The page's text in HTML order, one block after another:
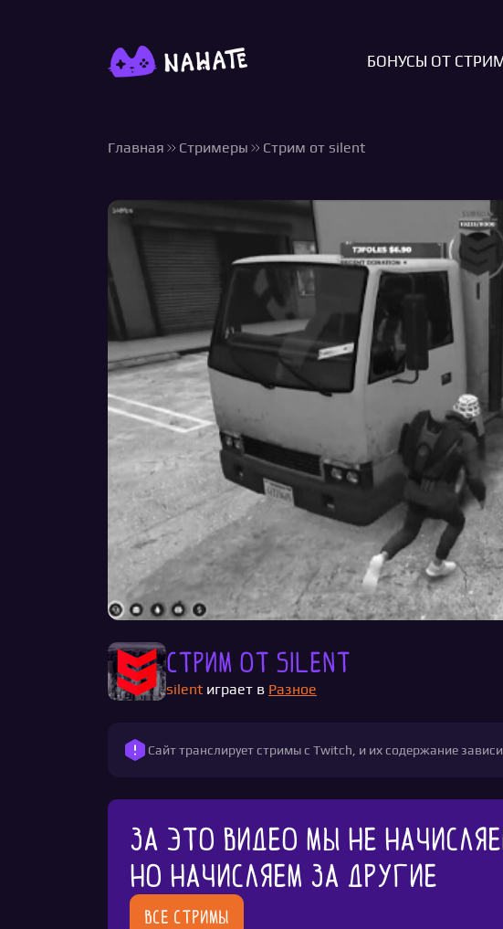
БОНУСЫ ОТ
Главная Стримеры Стрим от silent
Стрим от silent
silent играет в Разное
Сайт транслирует стримы с Twitch, и их содержание
За это видео мы не
Но начисляем за другие
Все стримы